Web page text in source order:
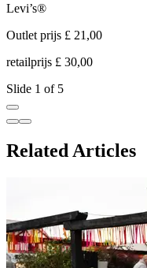
Levi’s®
Outlet prijs £ 21,00
retailprijs £ 30,00
Slide 1 of 5
Related Articles